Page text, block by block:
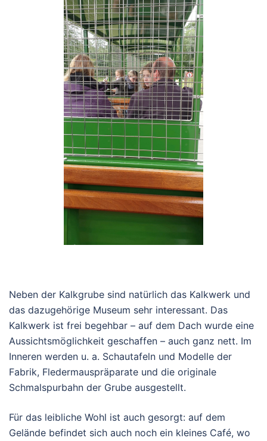
Neben der Kalkgrube sind natürlich das Kalkwerk und
das dazugehörige Museum sehr interessant. Das
Kalkwerk ist frei begehbar – auf dem Dach wurde eine
Aussichtsmöglichkeit geschaffen – auch ganz nett. Im
Inneren werden u. a. Schautafeln und Modelle der
Fabrik, Fledermauspräparate und die originale
Schmalspurbahn der Grube ausgestellt.
Für das leibliche Wohl ist auch gesorgt: auf dem
Gelände befindet sich auch noch ein kleines Café, wo